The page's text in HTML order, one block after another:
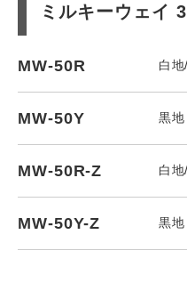
ミルキーウェイ
MW-50R 白
MW-50Y 黒
MW-50R-Z 白
MW-50Y-Z 黒